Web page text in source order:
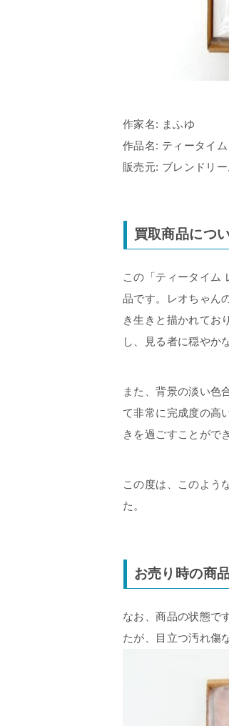
作家名: まふゆ
作品名: ティータイ
販売元: ブレンドリー
買取商品につ
この「ティータイム
品です。レオちゃん
き生きと描かれてお
し、見る者に穏やか
また、背景の淡い色
て非常に完成度の高
きを過ごすことがで
この度は、このよう
た。
お売り時の商
なお、商品の状態で
たが、目立つ汚れ傷